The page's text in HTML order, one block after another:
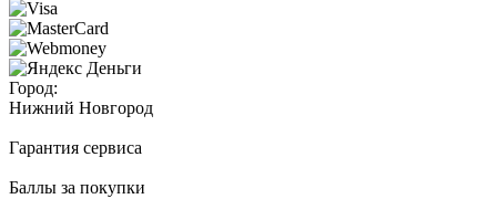
Город:
Нижний Новгород
Гарантия сервиса
Баллы за покупки